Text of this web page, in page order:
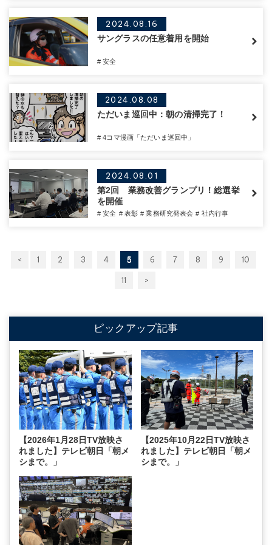
2024.08.16
サングラスの任意着用を開始
# 安全
2024.08.08
ただいま巡回中：朝の清掃完了！
# 4コマ漫画「ただいま巡回中」
2024.08.01
第2回 業務改善グランプリ！総選挙
を開催
# 安全 # 表彰 # 業務研究発表会 # 社内行事
< 1 2 3 4 5 6 7 8 9 10
11 >
ピックアップ記事
【2026年1月28日TV放映さ
れました】テレビ朝日「朝メ
シまで。」
【2025年10月22日TV放映さ
れました】テレビ朝日「朝メ
シまで。」